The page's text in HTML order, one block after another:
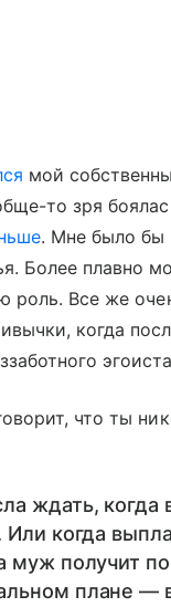
мой
то зря
. Мне было бы
Более плавно
роль. Все же
когда
что ты
ждать, когда
Или когда
муж получит
плане —